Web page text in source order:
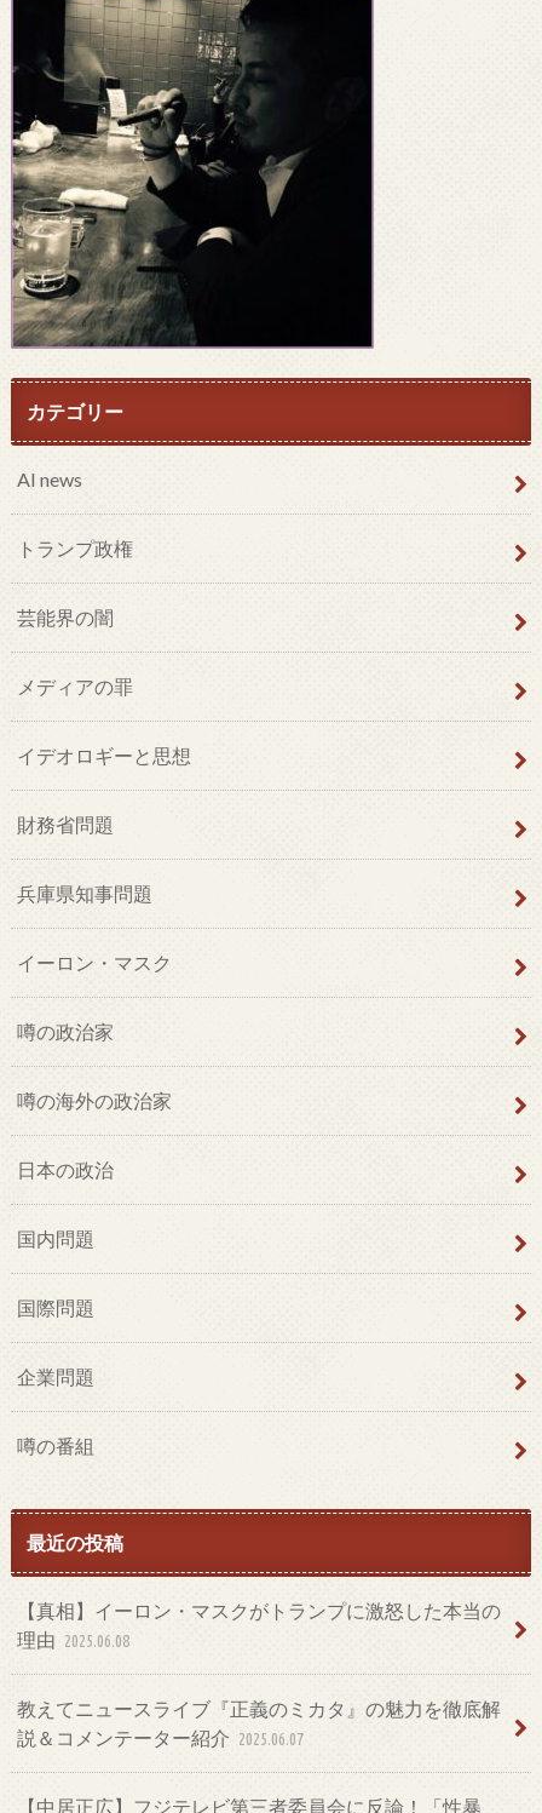
カテゴリー
AI news
トランプ政権
芸能界の闇
メディアの罪
イデオロギーと思想
財務省問題
兵庫県知事問題
イーロン・マスク
噂の政治家
噂の海外の政治家
日本の政治
国内問題
国際問題
企業問題
噂の番組
最近の投稿
【真相】イーロン・マスクがトランプに激怒した本当の
理由 2025.06.08
教えてニュースライブ『正義のミカタ』の魅力を徹底解
説＆コメンテーター紹介 2025.06.07
【中居正広】フジテレビ第三者委員会に反論！「性暴